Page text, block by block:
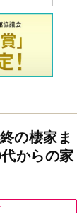
の棲家ま
からの家